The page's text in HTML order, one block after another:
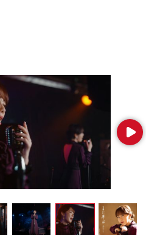
Next